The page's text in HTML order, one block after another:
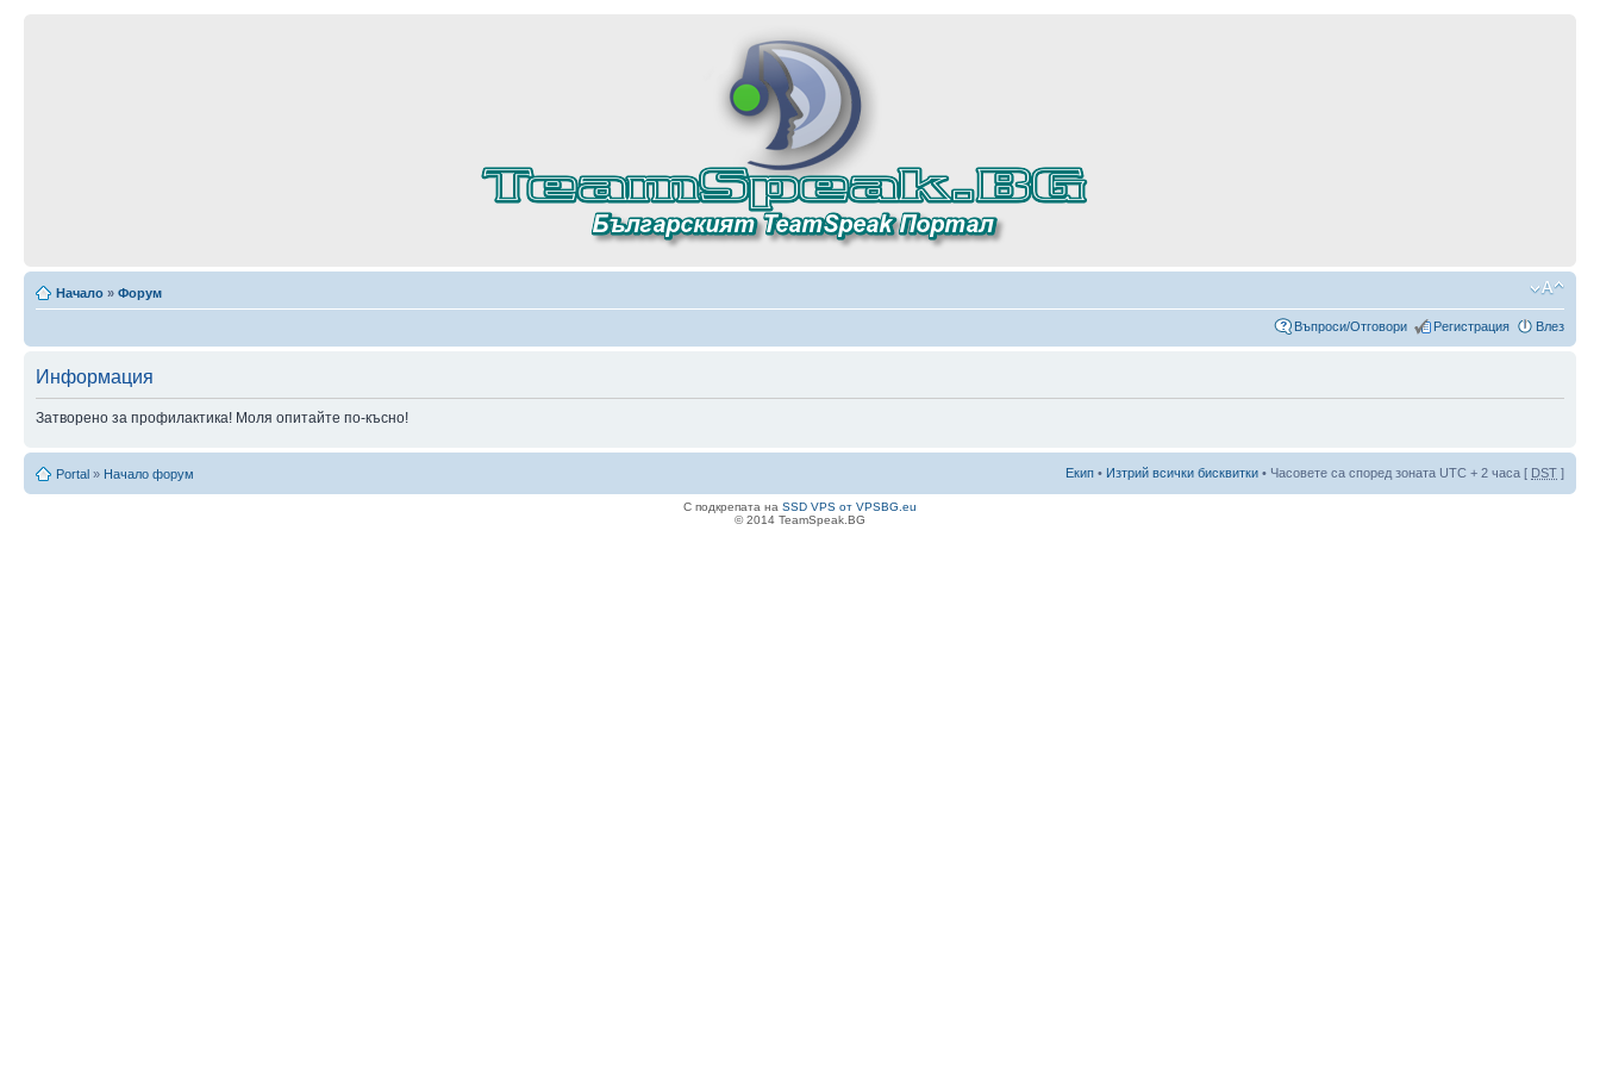
Начало » Форум
Въпроси/Отговори Регистрация Влез
Информация
Затворено за профилактика! Моля опитайте по-късно!
Portal » Начало форум Екип • Изтрий всички бисквитки • Часовете са според зоната UTC + 2 часа [ DST ]
С подкрепата на SSD VPS от VPSBG.eu
© 2014 TeamSpeak.BG